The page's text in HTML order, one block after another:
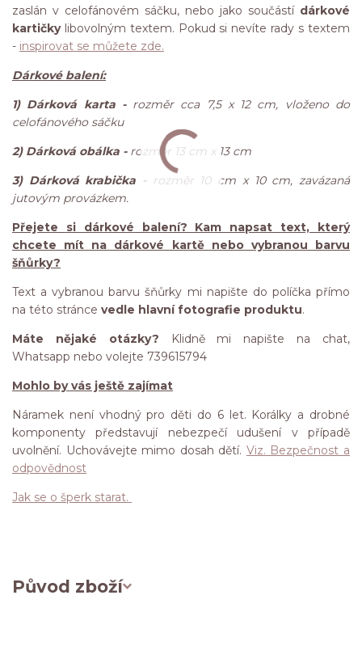
zaslán v celofánovém sáčku, nebo jako součástí dárkové
kartičkylibovolným textem. Pokud si nevíte rady s textem
- inspirovat se můžete zde.
Dárkové balení:
1) Dárková karta - rozměr cca 7,5 x 12 cm, vloženo do
celofánového sáčku
2) Dárková obálka -rozměr 13 cm x 13 cm
3) Dárková krabička - rozměr 10 cm x 10 cm, zavázaná
jutovým provázkem.
Přejete si dárkové balení? Kam napsat text, který
chcete mít na dárkové kartě nebo vybranou barvu
šňůrky?
Text a vybranou barvu šňůrky mi napište do políčka přímo
na této stránce vedle hlavní fotografie produktu.
Máte nějaké otázky?
Klidně mi napište na chat,
Whatsapp nebo volejte 739615794
Mohlo by vás ještě zajímat
Náramek není vhodný pro děti do 6 let. Korálky a drobné
komponenty představují nebezpečí udušení v případě
uvolnění. Uchovávejte mimo dosah dětí. Viz. Bezpečnost a
odpovědnost
Jak se o šperk starat.
Původ zboží